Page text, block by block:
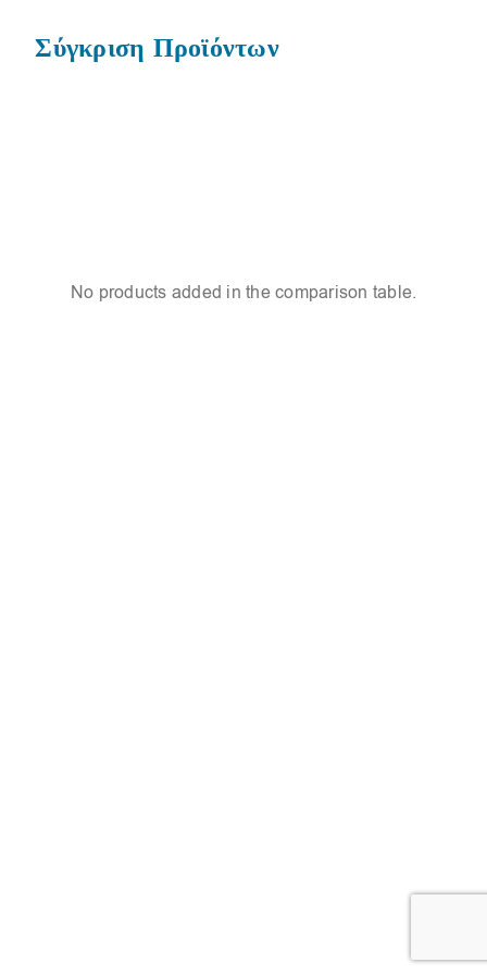
Σύγκριση Προϊόντων
No products added in the comparison table.